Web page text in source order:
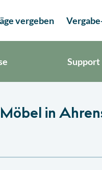
vergeben
Support
in